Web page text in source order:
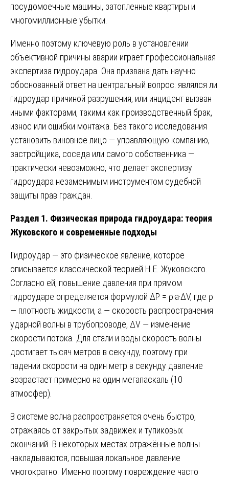
посудомоечные машины, затопленные квартиры и
многомиллионные убытки.
Именно поэтому ключевую роль в установлении
объективной причины аварии играет профессиональная
экспертиза гидроудара. Она призвана дать научно
обоснованный ответ на центральный вопрос: являлся ли
гидроудар причиной разрушения, или инцидент вызван
иными факторами, такими как производственный брак,
износ или ошибки монтажа. Без такого исследования
установить виновное лицо — управляющую компанию,
застройщика, соседа или самого собственника —
практически невозможно, что делает экспертизу
гидроудара незаменимым инструментом судебной
защиты прав граждан.
Раздел 1. Физическая природа гидроудара: теория
Жуковского и современные подходы
Гидроудар — это физическое явление, которое
описывается классической теорией Н.Е. Жуковского.
Согласно ей, повышение давления при прямом
гидроударе определяется формулой ΔP = ρ·a·ΔV, где ρ
— плотность жидкости, a — скорость распространения
ударной волны в трубопроводе, ΔV — изменение
скорости потока. Для стали и воды скорость волны
достигает тысяч метров в секунду, поэтому при
падении скорости на один метр в секунду давление
возрастает примерно на один мегапаскаль (10
атмосфер).
В системе волна распространяется очень быстро,
отражаясь от закрытых задвижек и тупиковых
окончаний. В некоторых местах отражённые волны
накладываются, повышая локальное давление
многократно. Именно поэтому повреждение часто